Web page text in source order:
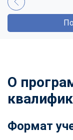
О
Формат